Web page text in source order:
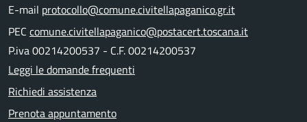
E-mail protocollo@comune.civitellapaganico.gr.it
PEC comune.civitellapaganico@postacert.toscana.it
P.iva 00214200537 - C.F. 00214200537
Leggi le domande frequenti
Richiedi assistenza
Prenota appuntamento